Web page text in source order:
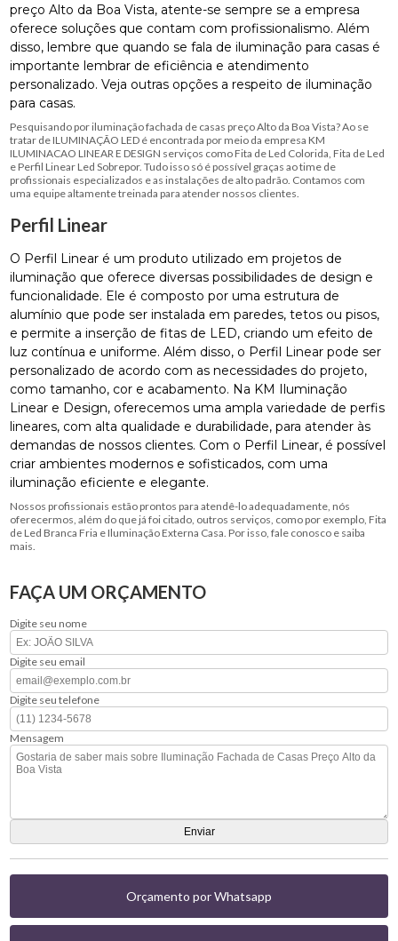
preço Alto da Boa Vista, atente-se sempre se a empresa
oferece soluções que contam com profissionalismo. Além
disso, lembre que quando se fala de iluminação para casas é
importante lembrar de eficiência e atendimento
personalizado. Veja outras opções a respeito de iluminação
para casas.
Pesquisando por iluminação fachada de casas preço Alto da Boa Vista? Ao se
tratar de ILUMINAÇÃO LED é encontrada por meio da empresa KM
ILUMINACAO LINEAR E DESIGN serviços como Fita de Led Colorida, Fita de Led
e Perfil Linear Led Sobrepor. Tudo isso só é possível graças ao time de
profissionais especializados e as instalações de alto padrão. Contamos com
uma equipe altamente treinada para atender nossos clientes.
Perfil Linear
O Perfil Linear é um produto utilizado em projetos de
iluminação que oferece diversas possibilidades de design e
funcionalidade. Ele é composto por uma estrutura de
alumínio que pode ser instalada em paredes, tetos ou pisos,
e permite a inserção de fitas de LED, criando um efeito de
luz contínua e uniforme. Além disso, o Perfil Linear pode ser
personalizado de acordo com as necessidades do projeto,
como tamanho, cor e acabamento. Na KM Iluminação
Linear e Design, oferecemos uma ampla variedade de perfis
lineares, com alta qualidade e durabilidade, para atender às
demandas de nossos clientes. Com o Perfil Linear, é possível
criar ambientes modernos e sofisticados, com uma
iluminação eficiente e elegante.
Nossos profissionais estão prontos para atendê-lo adequadamente, nós
oferecermos, além do que já foi citado, outros serviços, como por exemplo, Fita
de Led Branca Fria e Iluminação Externa Casa. Por isso, fale conosco e saiba
mais.
FAÇA UM ORÇAMENTO
Digite seu nome
Digite seu email
Digite seu telefone
Mensagem
Orçamento por Whatsapp